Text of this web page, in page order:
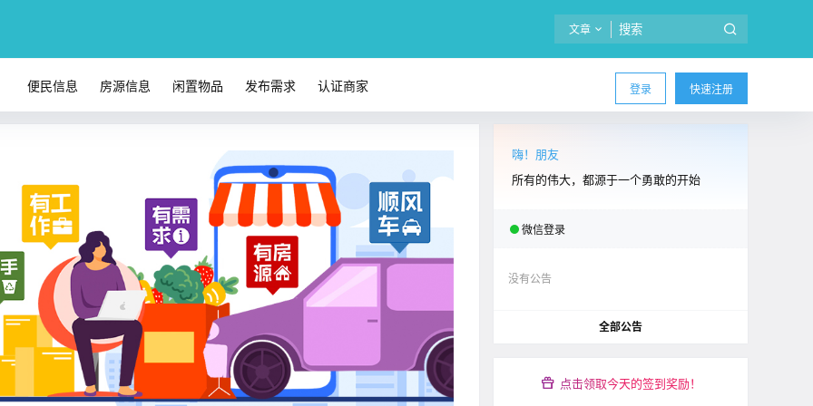
文章
登录 快速注册
便民信息 房源信息 闲置物品 发布需求 认证商家
嗨！朋友
所有的伟大，都源于一个勇敢的开始
微信登录
没有公告
全部公告
点击领取今天的签到奖励！